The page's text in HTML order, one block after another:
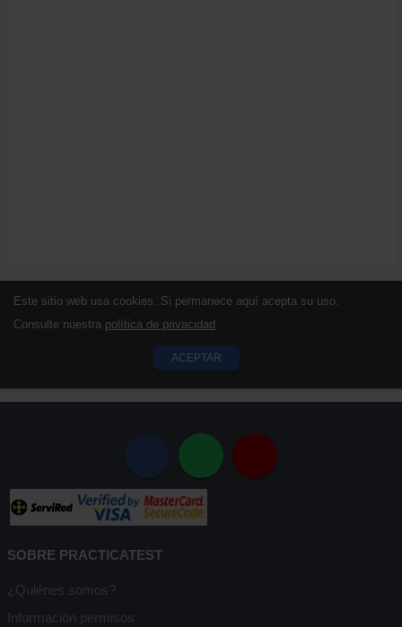
Este sitio web usa cookies. Si permanece aquí acepta su uso.
Consulte nuestra política de privacidad
ACEPTAR
SOBRE PRACTICATEST
¿Quiénes somos?
Información permisos